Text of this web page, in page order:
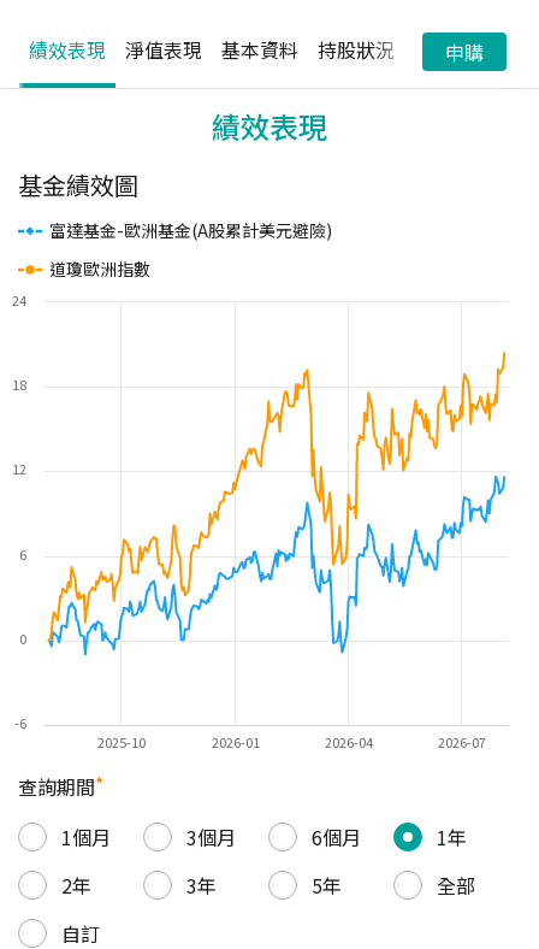
績效表現 淨值表現 基本資料 持股狀況 配息狀況
申購
績效表現
基金績效圖
富達基金-歐洲基金(A股累計美元避險)
道瓊歐洲指數
2025-10 2026-01 2026-04 2026-07
-6
0
6
12
18
24
查詢期間*
1個月
3個月 6個月
1年
2年
3年 5年
全部
自訂